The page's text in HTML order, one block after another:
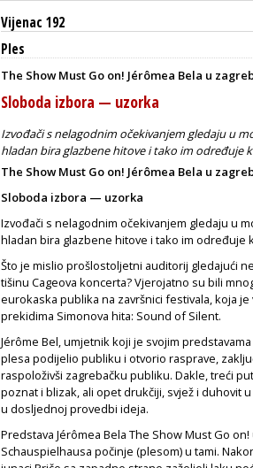
Vijenac 192
Ples
The Show Must Go on! Jérômea Bela u
Sloboda izbora — uzorka
Izvođači s nelagodnim očekivanjem gledaju u
hladan bira glazbene hitove i tako im određuje
The Show Must Go on! Jérômea Bela u
Sloboda izbora — uzorka
Izvođači s nelagodnim očekivanjem gledaju u
hladan bira glazbene hitove i tako im određuje
Što je mislio prošlostoljetni auditorij gledajući
tišinu Cageova koncerta? Vjerojatno su bili
eurokaska publika na završnici festivala, koja
prekidima Simonova hita: Sound of Silent.
Jérôme Bel, umjetnik koji je svojim
plesa podijelio publiku i otvorio rasprave,
raspoloživši zagrebačku publiku. Dakle, treći
poznat i blizak, ali opet drukčiji, svjež i duhovit
u dosljednoj provedbi ideja.
Predstava Jérômea Bela The Show Must Go
Schauspielhausa počinje (plesom) u tami.